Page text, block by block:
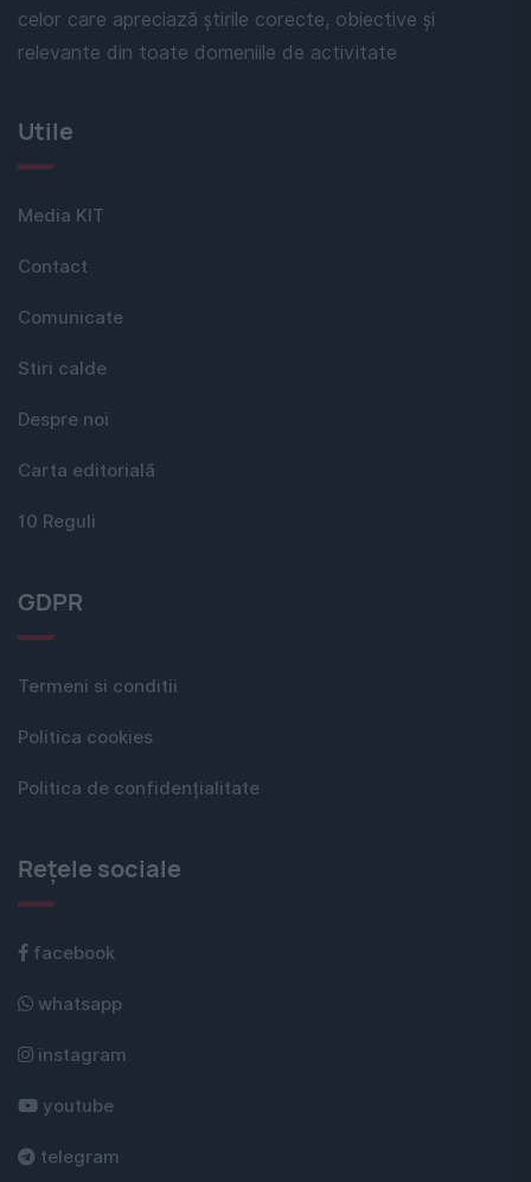
celor care apreciază știrile corecte, obiective și
relevante din toate domeniile de activitate
Utile
Media KIT
Contact
Comunicate
Stiri calde
Despre noi
Carta editorială
10 Reguli
GDPR
Termeni si conditii
Politica cookies
Politica de confidențialitate
Rețele sociale
facebook
whatsapp
instagram
youtube
telegram